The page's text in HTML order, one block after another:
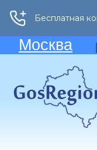
Москва